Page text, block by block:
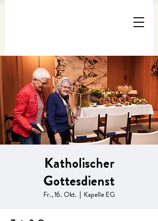
Katholischer
Gottesdienst
Fr., 16. Okt.
  |
Kapelle EG